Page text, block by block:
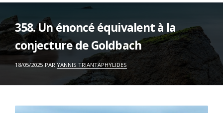
358. Un énoncé équivalent à la
conjecture de Goldbach
ON
18/05/2025 PAR YANNIS TRIANTAPHYLIDES